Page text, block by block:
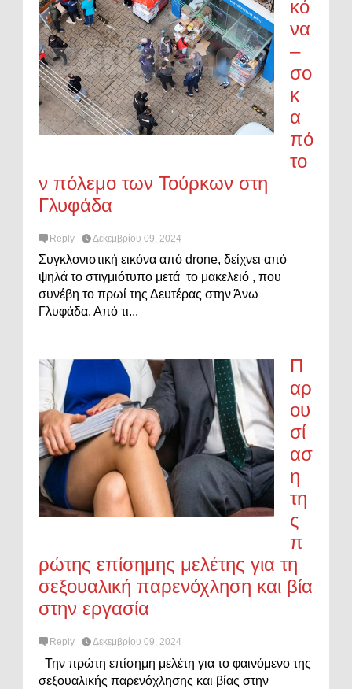
κό
να
–
σο
κ
α
πό
το
ν πόλεμο των Τούρκων στη
Γλυφάδα
Reply Δεκεμβρίου 09, 2024
Συγκλονιστική εικόνα από drone, δείχνει από
ψηλά το στιγμιότυπο μετά το μακελειό , που
συνέβη το πρωί της Δευτέρας στην Άνω
Γλυφάδα. Από τι...
Π
αρ
ου
σί
ασ
η
τη
ς
π
ρώτης επίσημης μελέτης για τη
σεξουαλική παρενόχληση και βία
στην εργασία
Reply Δεκεμβρίου 09, 2024
Την πρώτη επίσημη μελέτη για το φαινόμενο της
σεξουαλικής παρενόχλησης και βίας στην